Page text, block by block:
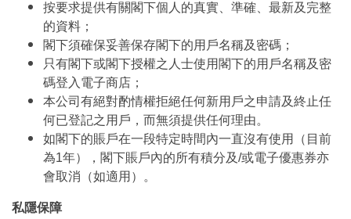
按要求提供有關閣下個人的真實、準確、最新及完整
的資料；
閣下須確保妥善保存閣下的用戶名稱及密碼；
只有閣下或閣下授權之人士使用閣下的用戶名稱及密
碼登入電子商店；
本公司有絕對酌情權拒絕任何新用戶之申請及終止任
何已登記之用戶，而無須提供任何理由。
如閣下的賬戶在一段特定時間內一直沒有使用（目前
為1年），閣下賬戶內的所有積分及/或電子優惠券亦
會取消（如適用）。
私隱保障